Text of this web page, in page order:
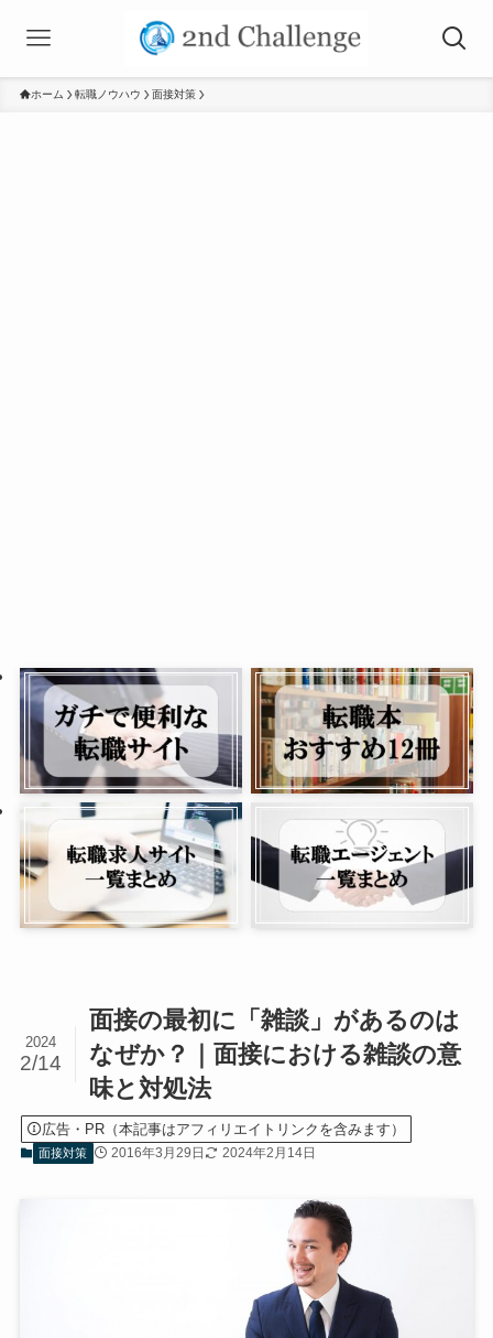
ホーム 転職ノウハウ 面接対策
面接の最初に「雑談」があるのは
なぜか？｜面接における雑談の意
味と対処法
2024
2/14
広告・PR（本記事はアフィリエイトリンクを含みます）
面接対策 2016年3月29日 2024年2月14日